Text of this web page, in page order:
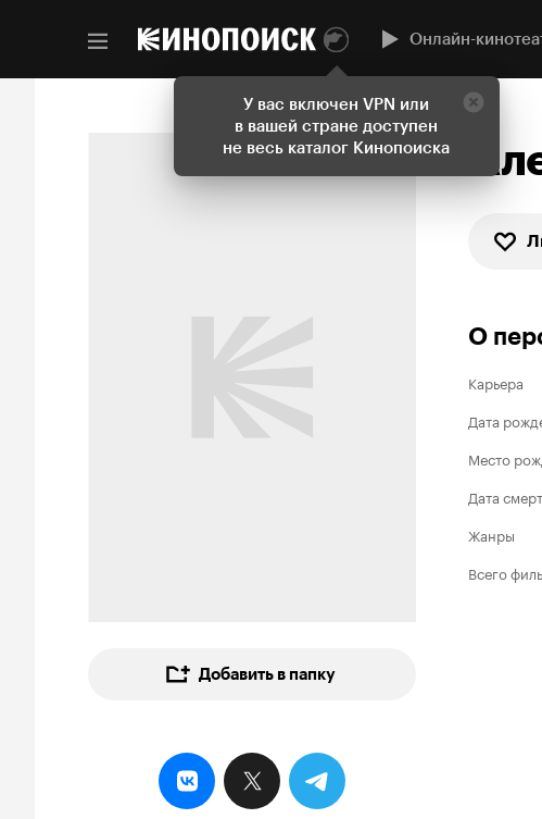
У вас включен VPN или
в вашей стране доступен
не весь каталог Кинопоиска
Онлайн-
Добавить в папку
О
Карьера
Дата
Место
Дата
Жанры
Всего